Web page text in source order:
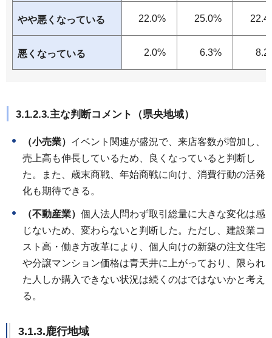
やや悪くなっている 22.0% 25.0%
悪くなっている 2.0% 6.3%
3.1.2.3.主な判断コメント（県央地域）
（小売業） イベント関連が盛況で、来店客数が増加し、
売上高も伸長しているため、良くなっていると判断し
た。また、歳末商戦、年始商戦に向け、消費行動の活発
化も期待できる。
（不動産業） 個人法人問わず取引総量に大きな変化は感
じないため、変わらないと判断した。ただし、建設業コ
スト高・働き方改革により、個人向けの新築の注文住宅
や分譲マンション価格は青天井に上がっており、限られ
た人しか購入できない状況は続くのはではないかと考え
る。
3.1.3.鹿行地域